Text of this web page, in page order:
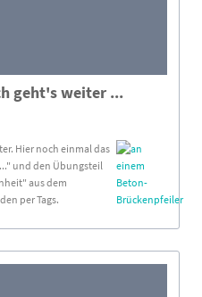
geht's weiter ...
Hier noch einmal das
und den Übungsteil
aus dem
per Tags.